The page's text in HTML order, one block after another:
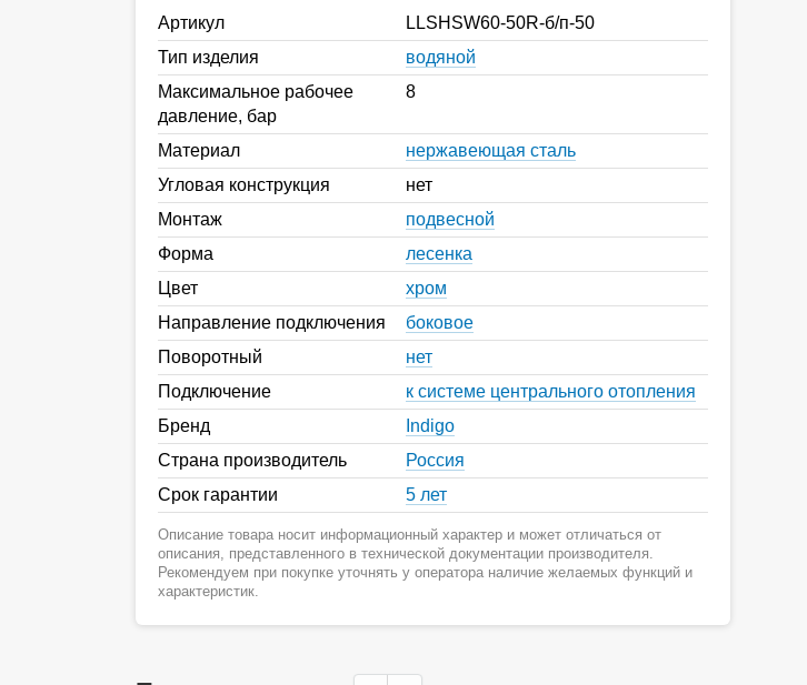
Артикул
LLSHSW60-50R-б/п-50
Тип изделия
водяной
Максимальное рабочее
давление, бар
8
Материал
нержавеющая сталь
Угловая конструкция
нет
Монтаж
подвесной
Форма
лесенка
Цвет
хром
Направление подключения
боковое
Поворотный
нет
Подключение
к системе центрального отопления
Бренд
Indigo
Страна производитель
Россия
Срок гарантии
5 лет
Описание товара носит информационный характер и может отличаться от
описания, представленного в технической документации производителя.
Рекомендуем при покупке уточнять у оператора наличие желаемых функций и
характеристик.